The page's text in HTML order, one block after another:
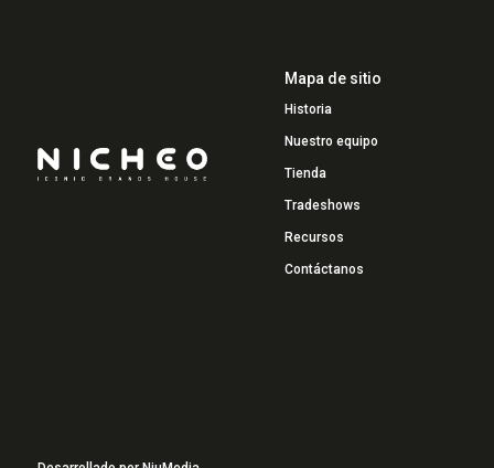
Mapa de sitio
Historia
Nuestro equipo
Tienda
Tradeshows
Recursos
Contáctanos